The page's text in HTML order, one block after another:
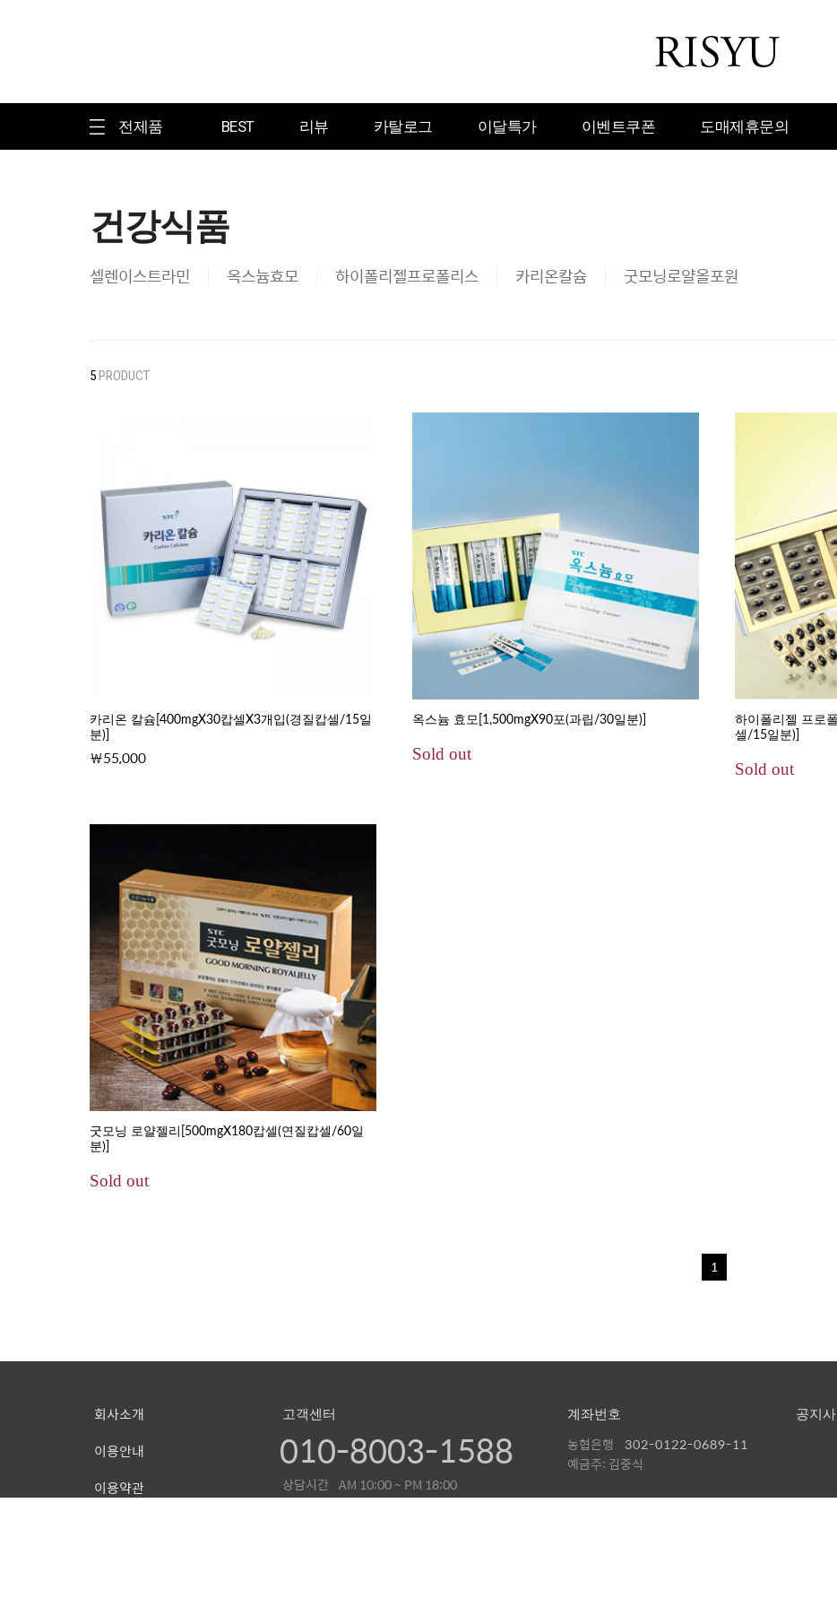
전제품 BEST 리뷰 카탈로그 이달특가 이벤트쿠폰 도매제휴문의
건강식품
셀렌이스트라민 옥스늄효모 하이폴리젤프로폴리스 카리온칼슘 굿모닝로얄올포원
5PRODUCT
카리온 칼슘[400mgX30캅셀X3개입(경질캅셀/15일
분)]
55,000
옥스늄 효모[1,500mgX90포(과립/30일분)]
Sold out
하이폴리젤 프로
셀/15일분)]
Sold out
굿모닝 로얄젤리[500mgX180캅셀(연질캅셀/60일
분)]
Sold out
1
회사소개
이용안내
이용약관
고객센터
010-8003-1588
상담시간 AM 10:00 ~ PM 18:00
점심시간 PM 12:00 ~ PM 13:00
계좌번호
농협은행
302-0122-0689-11
예금주: 김중식
공지